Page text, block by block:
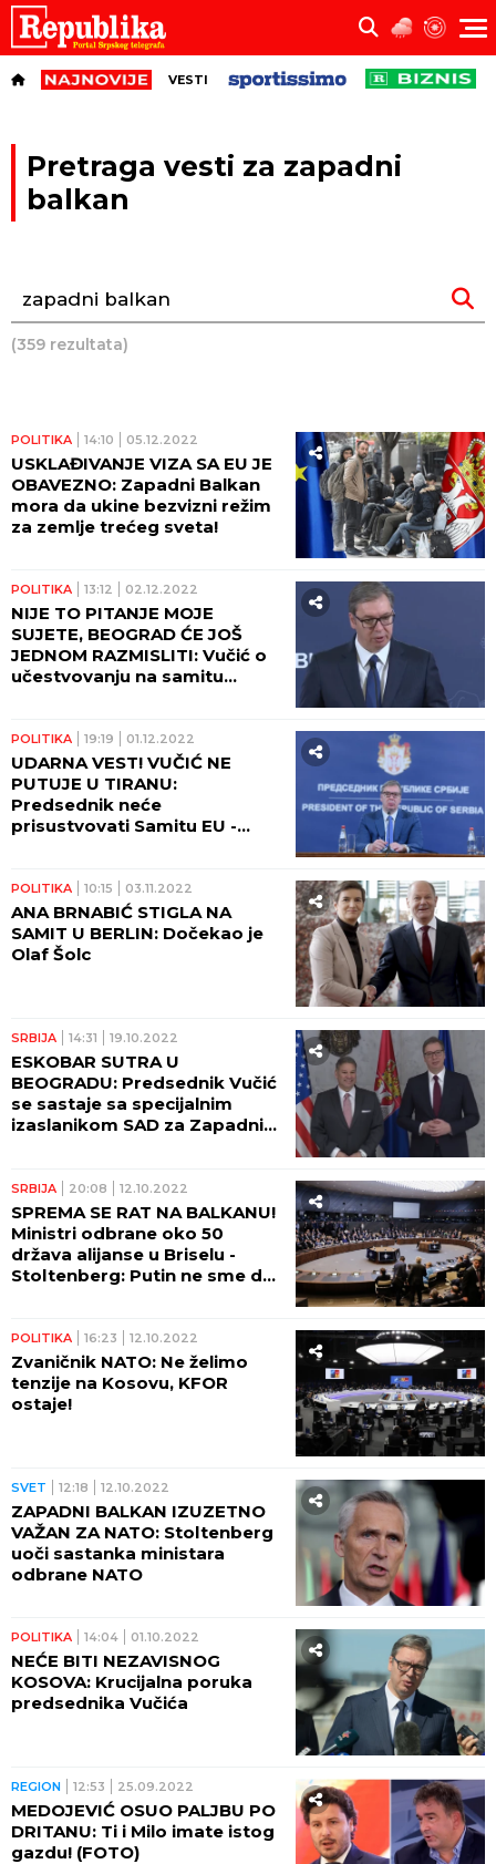
VESTI
Pretraga vesti za zapadni
balkan
(359 rezultata)
POLITIKA 14:10 05.12.2022
USKLAĐIVANJE VIZA SA EU JE
OBAVEZNO: Zapadni Balkan
mora da ukine bezvizni režim
za zemlje trećeg sveta!
POLITIKA 13:12 02.12.2022
NIJE TO PITANJE MOJE
SUJETE, BEOGRAD ĆE JOŠ
JEDNOM RAZMISLITI: Vučić o
učestvovanju na samitu
POLITIKA 19:19 01.12.2022
UDARNA VEST! VUČIĆ NE
PUTUJE U TIRANU:
Predsednik neće
prisustvovati Samitu EU -
POLITIKA 10:15 03.11.2022
ANA BRNABIĆ STIGLA NA
SAMIT U BERLIN: Dočekao je
Olaf Šolc
SRBIJA 14:31 19.10.2022
ESKOBAR SUTRA U
BEOGRADU: Predsednik Vučić
se sastaje sa specijalnim
izaslanikom SAD za Zapadni
SRBIJA 20:08 12.10.2022
SPREMA SE RAT NA BALKANU!
Ministri odbrane oko 50
država alijanse u Briselu -
Stoltenberg: Putin ne sme da
POLITIKA 16:23 12.10.2022
​Zvaničnik NATO: Ne želimo
tenzije na Kosovu, KFOR
ostaje!
SVET 12:18 12.10.2022
ZAPADNI BALKAN IZUZETNO
VAŽAN ZA NATO: Stoltenberg
uoči sastanka ministara
odbrane NATO
POLITIKA 14:04 01.10.2022
NEĆE BITI NEZAVISNOG
KOSOVA: Krucijalna poruka
predsednika Vučića
REGION 12:53 25.09.2022
MEDOJEVIĆ OSUO PALJBU PO
DRITANU: Ti i Milo imate istog
gazdu! (FOTO)